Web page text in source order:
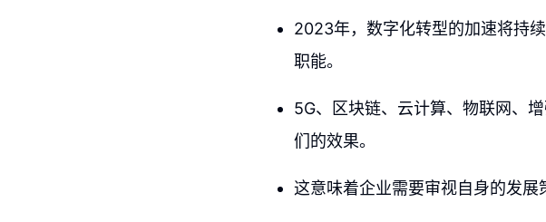
2023年，数字化转型的加速将持
职能。
5G、区块链、云计算、物联网、
们的效果。
这意味着企业需要审视自身的发展